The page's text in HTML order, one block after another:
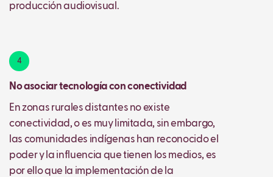
producción audiovisual.
4
No asociar tecnología con conectividad
En zonas rurales distantes no existe
conectividad, o es muy limitada, sin embargo,
las comunidades indígenas han reconocido el
poder y la influencia que tienen los medios, es
por ello que la implementación de la